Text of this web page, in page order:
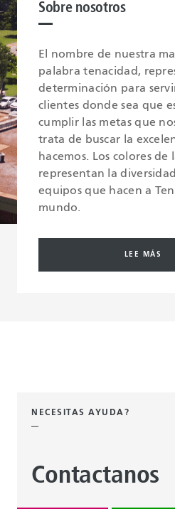
Sobre nosotros
El nombre de nuestra
palabra tenacidad,
determinación para
clientes donde sea que
cumplir las metas que
trata de buscar la
hacemos. Los colores
representan la
equipos que hacen a
mundo.
LEE MÁS
NECESITAS AYUDA?
Contactanos